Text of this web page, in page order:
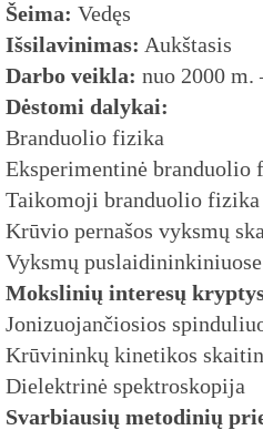
Šeima: Vedęs
Išsilavinimas: Aukštasis
Darbo veikla: nuo 2000 m.
Dėstomi dalykai:
Branduolio fizika
Eksperimentinė branduolio
Taikomoji branduolio fizika
Krūvio pernašos vyksmų
Vyksmų
Mokslinių interesų
Jonizuojančiosios
Krūvininkų kinetikos
Dielektrinė spektroskopija
Svarbiausių metodinių